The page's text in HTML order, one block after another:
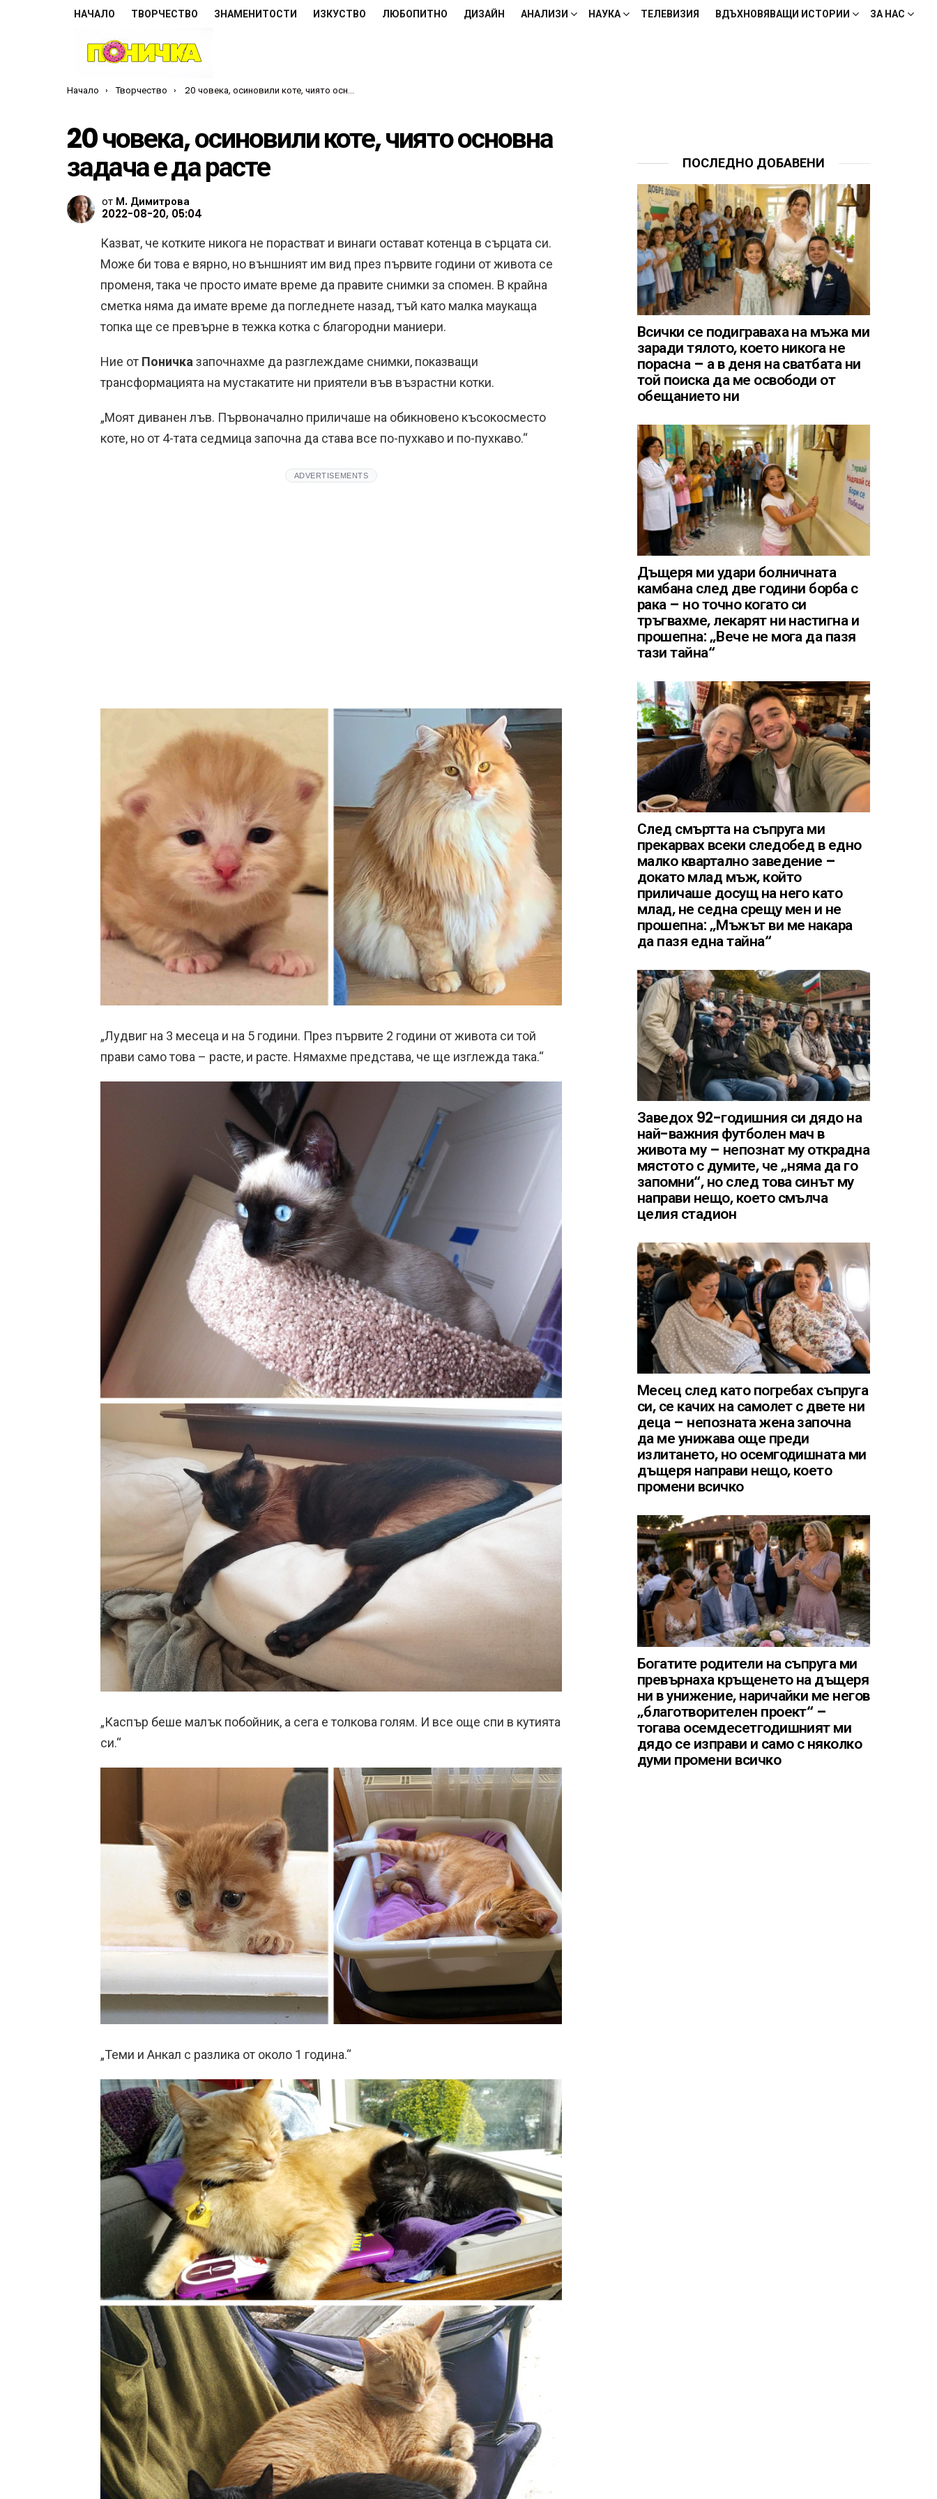
НАЧАЛО ТВОРЧЕСТВО ЗНАМЕНИТОСТИ ИЗКУСТВО ЛЮБОПИТНО ДИЗАЙН АНАЛИЗИ НАУКА ТЕЛЕВИЗИЯ ВДЪХНОВЯВАЩИ ИСТОРИИ ЗА НАС
Ти си тук:
Начало Творчество 20 човека, осиновили коте, чиято основна задача е да расте
20 човека, осиновили коте, чиято основна
задача е да расте
от М. Димитрова
2022-08-20, 05:04
Казват, че котките никога не порастват и винаги остават котенца в сърцата си.
Може би това е вярно, но външният им вид през първите години от живота се
променя, така че просто имате време да правите снимки за спомен. В крайна
сметка няма да имате време да погледнете назад, тъй като малка маукаща
топка ще се превърне в тежка котка с благородни маниери.
Ние от Поничка започнахме да разглеждаме снимки, показващи
трансформацията на мустакатите ни приятели във възрастни котки.
„Моят диванен лъв. Първоначално приличаше на обикновено късокосместо
коте, но от 4-тата седмица започна да става все по-пухкаво и по-пухкаво.“
ADVERTISEMENTS
„Лудвиг на 3 месеца и на 5 години. През първите 2 години от живота си той
прави само това – расте, и расте. Нямахме представа, че ще изглежда така.“
„Каспър беше малък побойник, а сега е толкова голям. И все още спи в кутията
си.“
„Теми и Анкал с разлика от около 1 година.“
ПОСЛЕДНО ДОБАВЕНИ
Всички се подиграваха на мъжа ми
заради тялото, което никога не
порасна – а в деня на сватбата ни
той поиска да ме освободи от
обещанието ни
Дъщеря ми удари болничната
камбана след две години борба с
рака – но точно когато си
тръгвахме, лекарят ни настигна и
прошепна: „Вече не мога да пазя
тази тайна“
След смъртта на съпруга ми
прекарвах всеки следобед в едно
малко квартално заведение –
докато млад мъж, който
приличаше досущ на него като
млад, не седна срещу мен и не
прошепна: „Мъжът ви ме накара
да пазя една тайна“
Заведох 92-годишния си дядо на
най-важния футболен мач в
живота му – непознат му открадна
мястото с думите, че „няма да го
запомни“, но след това синът му
направи нещо, което смълча
целия стадион
Месец след като погребах съпруга
си, се качих на самолет с двете ни
деца – непозната жена започна
да ме унижава още преди
излитането, но осемгодишната ми
дъщеря направи нещо, което
промени всичко
Богатите родители на съпруга ми
превърнаха кръщенето на дъщеря
ни в унижение, наричайки ме негов
„благотворителен проект“ –
тогава осемдесетгодишният ми
дядо се изправи и само с няколко
думи промени всичко